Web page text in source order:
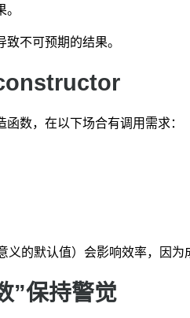
不可预期的结果。
数，在以下场合有调用需求：
的默认值）会影响效率，因为
”保持警觉